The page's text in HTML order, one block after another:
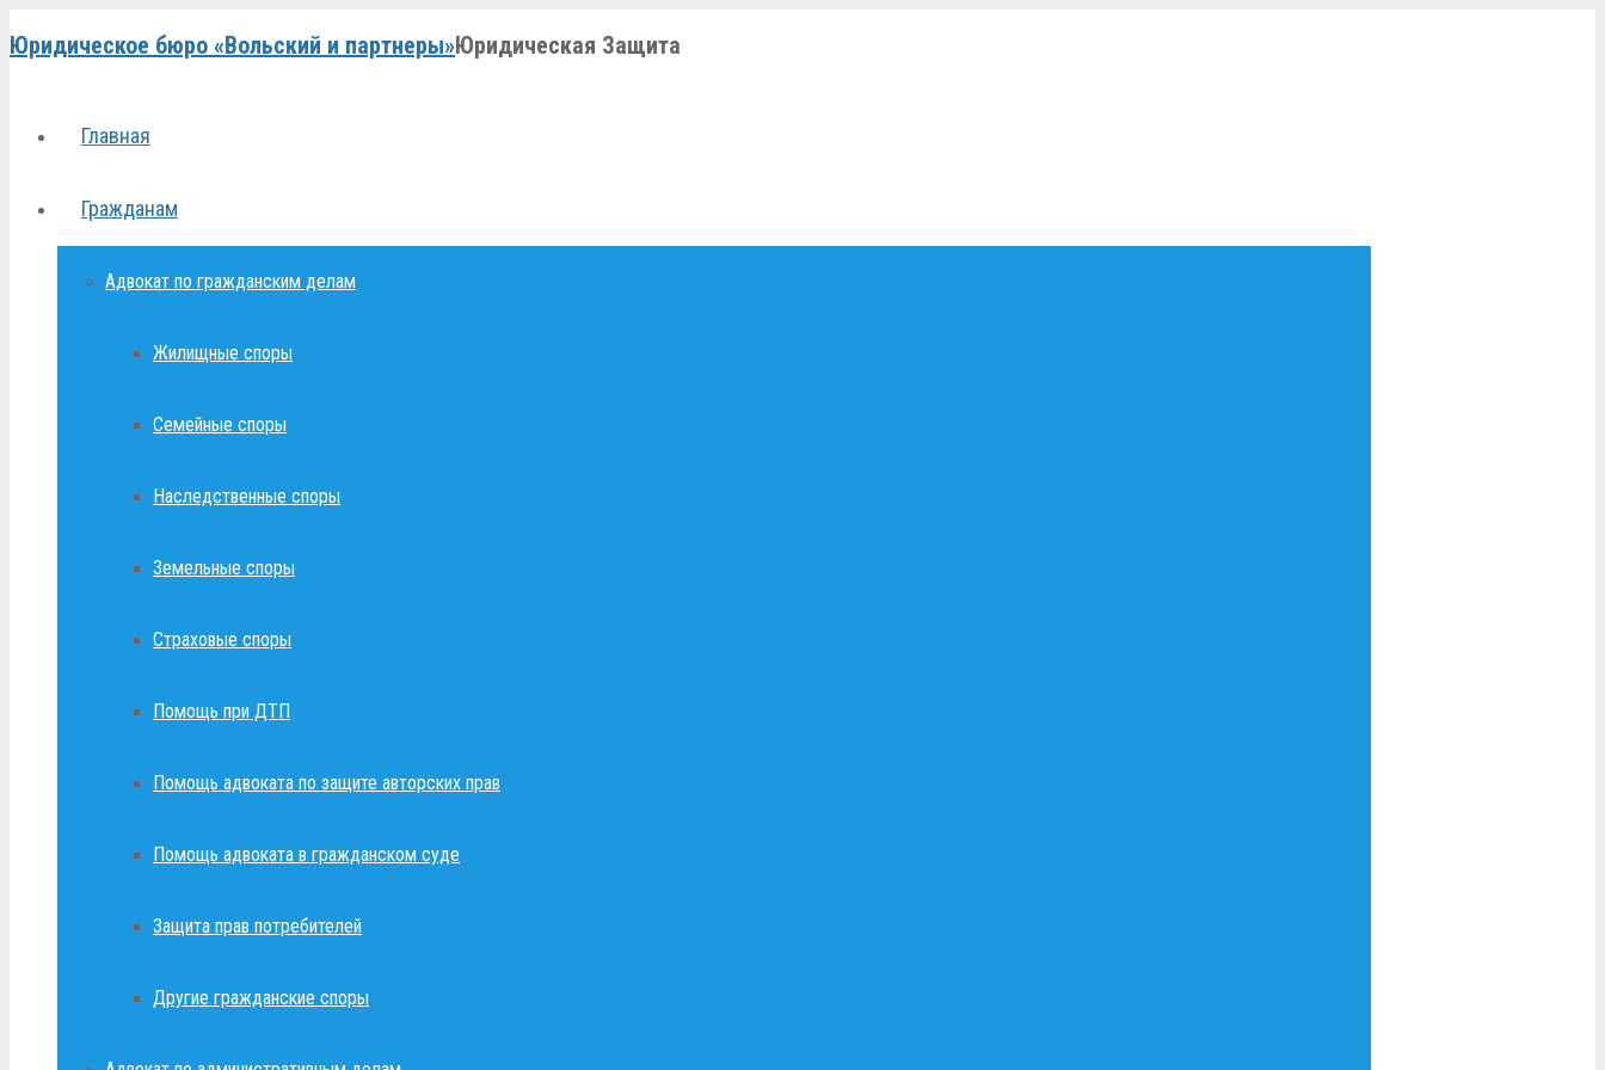
Юридическое бюро «Вольский и партнеры»Юридическая Защита
Главная
Гражданам
Адвокат по гражданским делам
Жилищные споры
Семейные споры
Наследственные споры
Земельные споры
Страховые споры
Помощь при ДТП
Помощь адвоката по защите авторских прав
Помощь адвоката в гражданском суде
Защита прав потребителей
Другие гражданские споры